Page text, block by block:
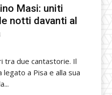
Masi: uniti
notti davanti al
tra due cantastorie. Il
legato a Pisa e alla sua